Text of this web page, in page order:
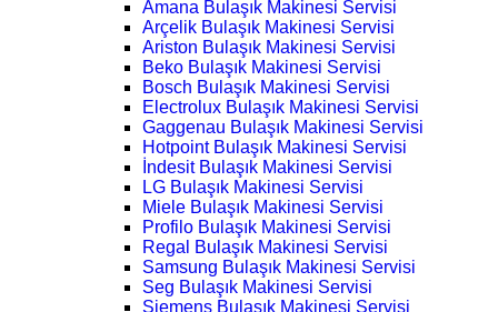
Amana Bulaşık Makinesi Servisi
Arçelik Bulaşık Makinesi Servisi
Ariston Bulaşık Makinesi Servisi
Beko Bulaşık Makinesi Servisi
Bosch Bulaşık Makinesi Servisi
Electrolux Bulaşık Makinesi Servisi
Gaggenau Bulaşık Makinesi Servisi
Hotpoint Bulaşık Makinesi Servisi
İndesit Bulaşık Makinesi Servisi
LG Bulaşık Makinesi Servisi
Miele Bulaşık Makinesi Servisi
Profilo Bulaşık Makinesi Servisi
Regal Bulaşık Makinesi Servisi
Samsung Bulaşık Makinesi Servisi
Seg Bulaşık Makinesi Servisi
Siemens Bulaşık Makinesi Servisi